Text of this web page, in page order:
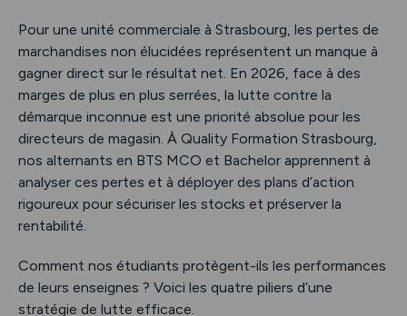
Pour une unité commerciale à Strasbourg, les pertes de
marchandises non élucidées représentent un manque à
gagner direct sur le résultat net. En 2026, face à des
marges de plus en plus serrées, la lutte contre la
démarque inconnue est une priorité absolue pour les
directeurs de magasin. À Quality Formation Strasbourg,
nos alternants en BTS MCO et Bachelor apprennent à
analyser ces pertes et à déployer des plans d’action
rigoureux pour sécuriser les stocks et préserver la
rentabilité.
Comment nos étudiants protègent-ils les performances
de leurs enseignes ? Voici les quatre piliers d’une
stratégie de lutte efficace.